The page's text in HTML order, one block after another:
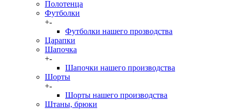
Полотенца
Футболки
+-
Футболки нашего прозводства
Царапки
Шапочка
+-
Шапочки нашего производства
Шорты
+-
Шорты нашего производства
Штаны, брюки